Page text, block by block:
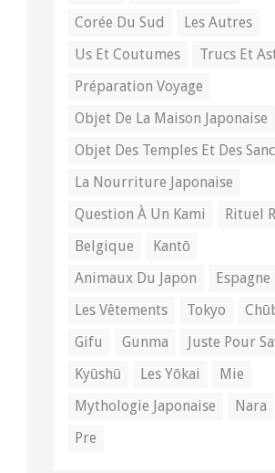
Corée Du Sud
Les Autres
Us Et Coutumes
Trucs Et
Préparation Voyage
Objet De La Maison Japonaise
Objet Des Temples Et Des
La Nourriture Japonaise
Question À Un Kami
Rituel
Belgique
Kantō
Animaux Du Japon
Espagne
Les Vêtements
Tokyo
Gifu
Gunma
Juste Pour
Kyūshū
Les Yōkai
Mie
Mythologie Japonaise
Nara
Pre